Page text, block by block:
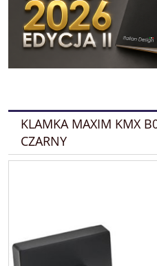
KLAMKA MAXIM KMX
CZARNY